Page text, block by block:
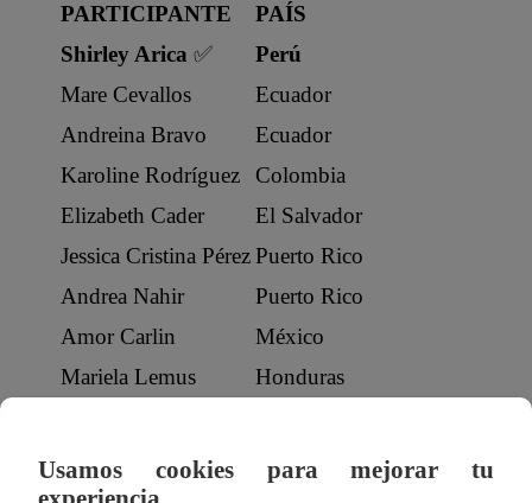
PARTICIPANTE
PAÍS
Shirley Arica ✅
Perú
Mare Cevallos
Ecuador
Andreina Bravo
Ecuador
Karoline Rodríguez
Colombia
Elizabeth Cader
El Salvador
Jessica Cristina PérezPuerto Rico
Andrea Nahir
Puerto Rico
Amor Carlin
México
Mariela Lemus
Honduras
Usamos cookies para mejorar tu